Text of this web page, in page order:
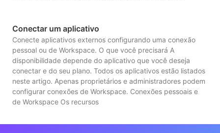
Conectar um aplicativo
Conecte aplicativos externos configurando uma conexão
pessoal ou de Workspace. O que você precisará A
disponibilidade depende do aplicativo que você deseja
conectar e do seu plano. Todos os aplicativos estão listados
neste artigo. Apenas proprietários e administradores podem
configurar conexões de Workspace. Conexões pessoais e
de Workspace Os recursos